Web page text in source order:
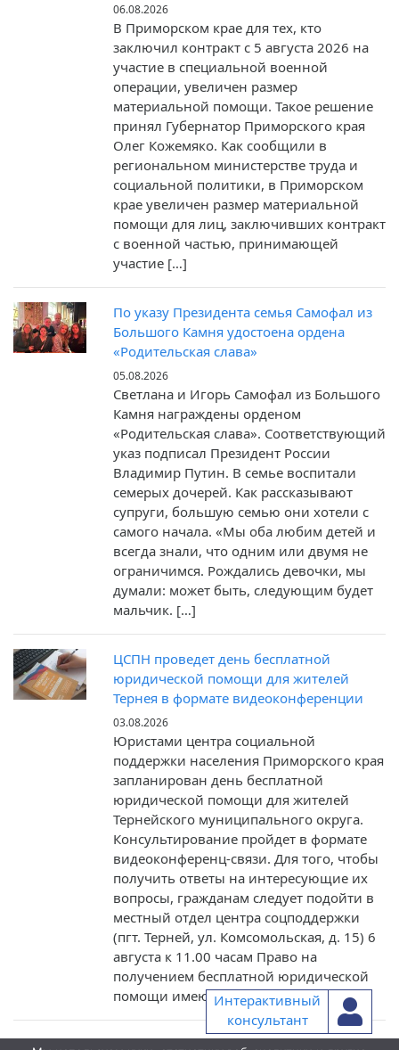
06.08.2026
В Приморском крае для тех, кто
заключил контракт c 5 августа 2026 на
участие в специальной военной
операции, увеличен размер
материальной помощи. Такое решение
принял Губернатор Приморского края
Олег Кожемяко. Как сообщили в
региональном министерстве труда и
социальной политики, в Приморском
крае увеличен размер материальной
помощи для лиц, заключивших контракт
с военной частью, принимающей
участие […]
По указу Президента семья Самофал из
Большого Камня удостоена ордена
«Родительская слава»
05.08.2026
Светлана и Игорь Самофал из Большого
Камня награждены орденом
«Родительская слава». Соответствующий
указ подписал Президент России
Владимир Путин. В семье воспитали
семерых дочерей. Как рассказывают
супруги, большую семью они хотели с
самого начала. «Мы оба любим детей и
всегда знали, что одним или двумя не
ограничимся. Рождались девочки, мы
думали: может быть, следующим будет
мальчик. […]
ЦСПН проведет день бесплатной
юридической помощи для жителей
Тернея в формате видеоконференции
03.08.2026
Юристами центра социальной
поддержки населения Приморского края
запланирован день бесплатной
юридической помощи для жителей
Тернейского муниципального округа.
Консультирование пройдет в формате
видеоконференц-связи. Для того, чтобы
получить ответы на интересующие их
вопросы, гражданам следует подойти в
местный отдел центра соцподдержки
(пгт. Терней, ул. Комсомольская, д. 15) 6
августа к 11.00 часам Право на
получением бесплатной юридической
помощи имеют […]Интерактивный
консультант